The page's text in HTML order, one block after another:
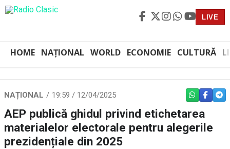
LIVE
HOME NAȚIONAL WORLD ECONOMIE CULTURĂ
NAȚIONAL 19:59 / 12/04/2025 WHATSAPP
AEP publică ghidul privind etichetarea
materialelor electorale pentru alegerile
prezidențiale din 2025